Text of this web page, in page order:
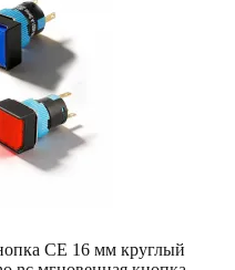
CE 16 мм круглый